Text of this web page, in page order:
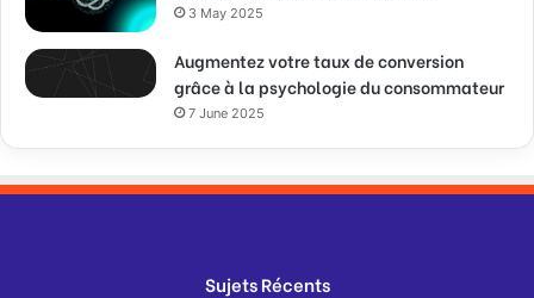
3 May 2025
Augmentez votre taux de conversion
grâce à la psychologie du consommateur
7 June 2025
Sujets Récents